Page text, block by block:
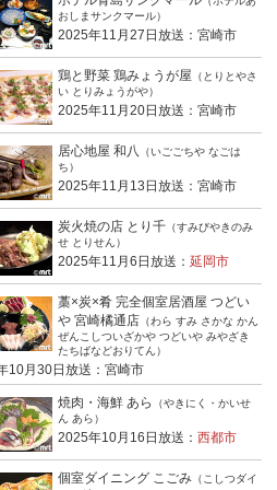
おしまサンクマール）
2025年11月27日放送：宮崎市
鶏と野菜 鶏みょうが屋 （とりとやさ
い とりみょうがや）
2025年11月20日放送：宮崎市
居心地屋 和八 （いごごちや なごは
ち）
2025年11月13日放送：宮崎市
炭火焼の店 とり千 （すみびやきのみ
せ とりせん）
2025年11月6日放送： 延岡市
藁×炭×肴 完全個室居酒屋 つどい
や 宮崎橘通店 （わら すみ さかな かん
ぜんこしついざかや つどいや みやざき
たちばなどおりてん）
10月30日放送：宮崎市
焼肉・海鮮 あら
（やきにく・かいせ
ん あら）
2025年10月16日放送： 西都市
個室ダイニング こごみ （こしつダイ